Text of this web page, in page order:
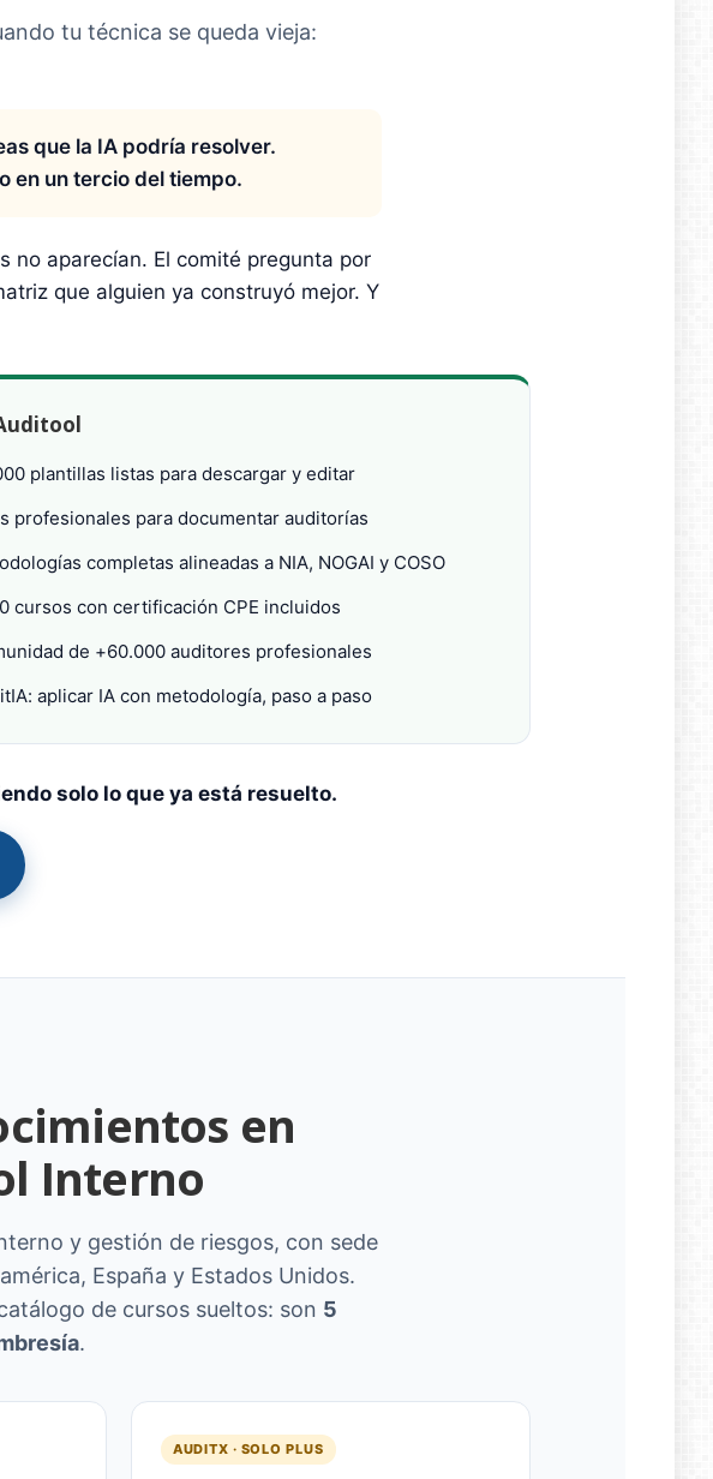
tu técnica se queda vieja:
que la IA podría resolver.
en un tercio del tiempo.
no aparecían. El comité pregunta por
que alguien ya construyó mejor. Y
plantillas listas para descargar y editar
profesionales para documentar auditorías
completas alineadas a NIA, NOGAI y COSO
cursos con certificación CPE incluidos
de +60.000 auditores profesionales
aplicar IA con metodología, paso a paso
solo lo que ya está resuelto.
en
Interno
y gestión de riesgos, con sede
España y Estados Unidos.
de cursos sueltos: son 5
.
AUDITX · SOLO PLUS